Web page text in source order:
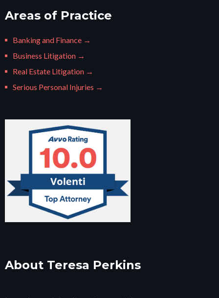
Areas of Practice
Banking and Finance →
Business Litigation →
Real Estate Litigation →
Serious Personal Injuries →
About Teresa Perkins